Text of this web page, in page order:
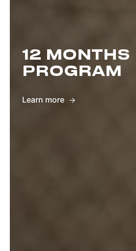
12 MONTHS
PROGRAM
Learn more